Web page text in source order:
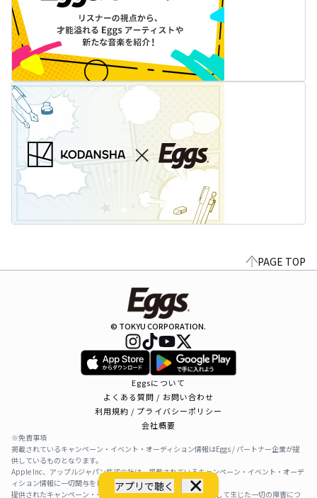
アプリで聴く
PAGE TOP
© TOKYU CORPORATION.
Eggsについて
よくある質問 / お問い合わせ
利用規約 / プライバシーポリシー
会社概要
※免責事項
掲載されているキャンペーン・イベント・オーディション情報はEggs / パートナー企業が提
供しているものとなります。
Apple Inc、アップルジャパン株式会社は、掲載されているキャンペーン・イベント・オーデ
ィション情報に一切関与をしておりません。
提供されたキャンペーン・イベント・オーディション情報を利用して生じた一切の障害につ